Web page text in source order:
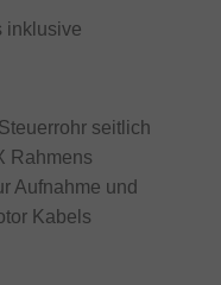
inklusive
seitlich
Rahmens
Aufnahme und
Kabels